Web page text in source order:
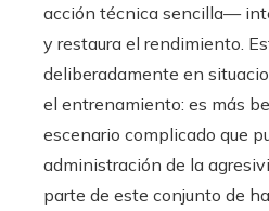
acción técnica sencilla—
y restaura el rendimiento.
deliberadamente en
el entrenamiento: es más
escenario complicado que
administración de la
parte de este conjunto de